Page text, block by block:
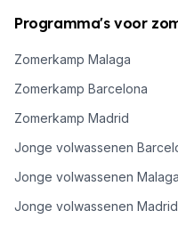
Programma's voor
Zomerkamp Malaga
Zomerkamp Barcelona
Zomerkamp Madrid
Jonge volwassenen
Jonge volwassenen Malaga
Jonge volwassenen Madrid